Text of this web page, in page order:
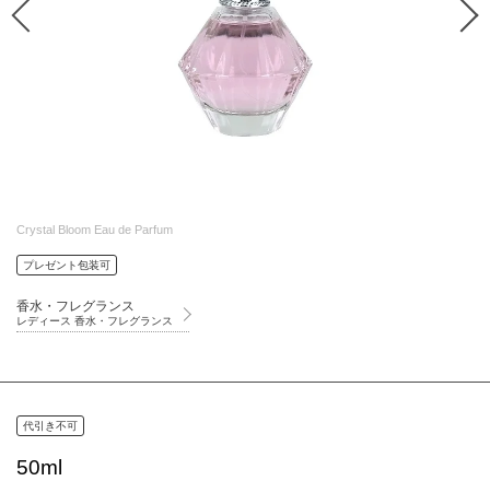
Crystal Bloom Eau de Parfum
プレゼント包装可
香水・フレグランス
レディース 香水・フレグランス
代引き不可
50ml